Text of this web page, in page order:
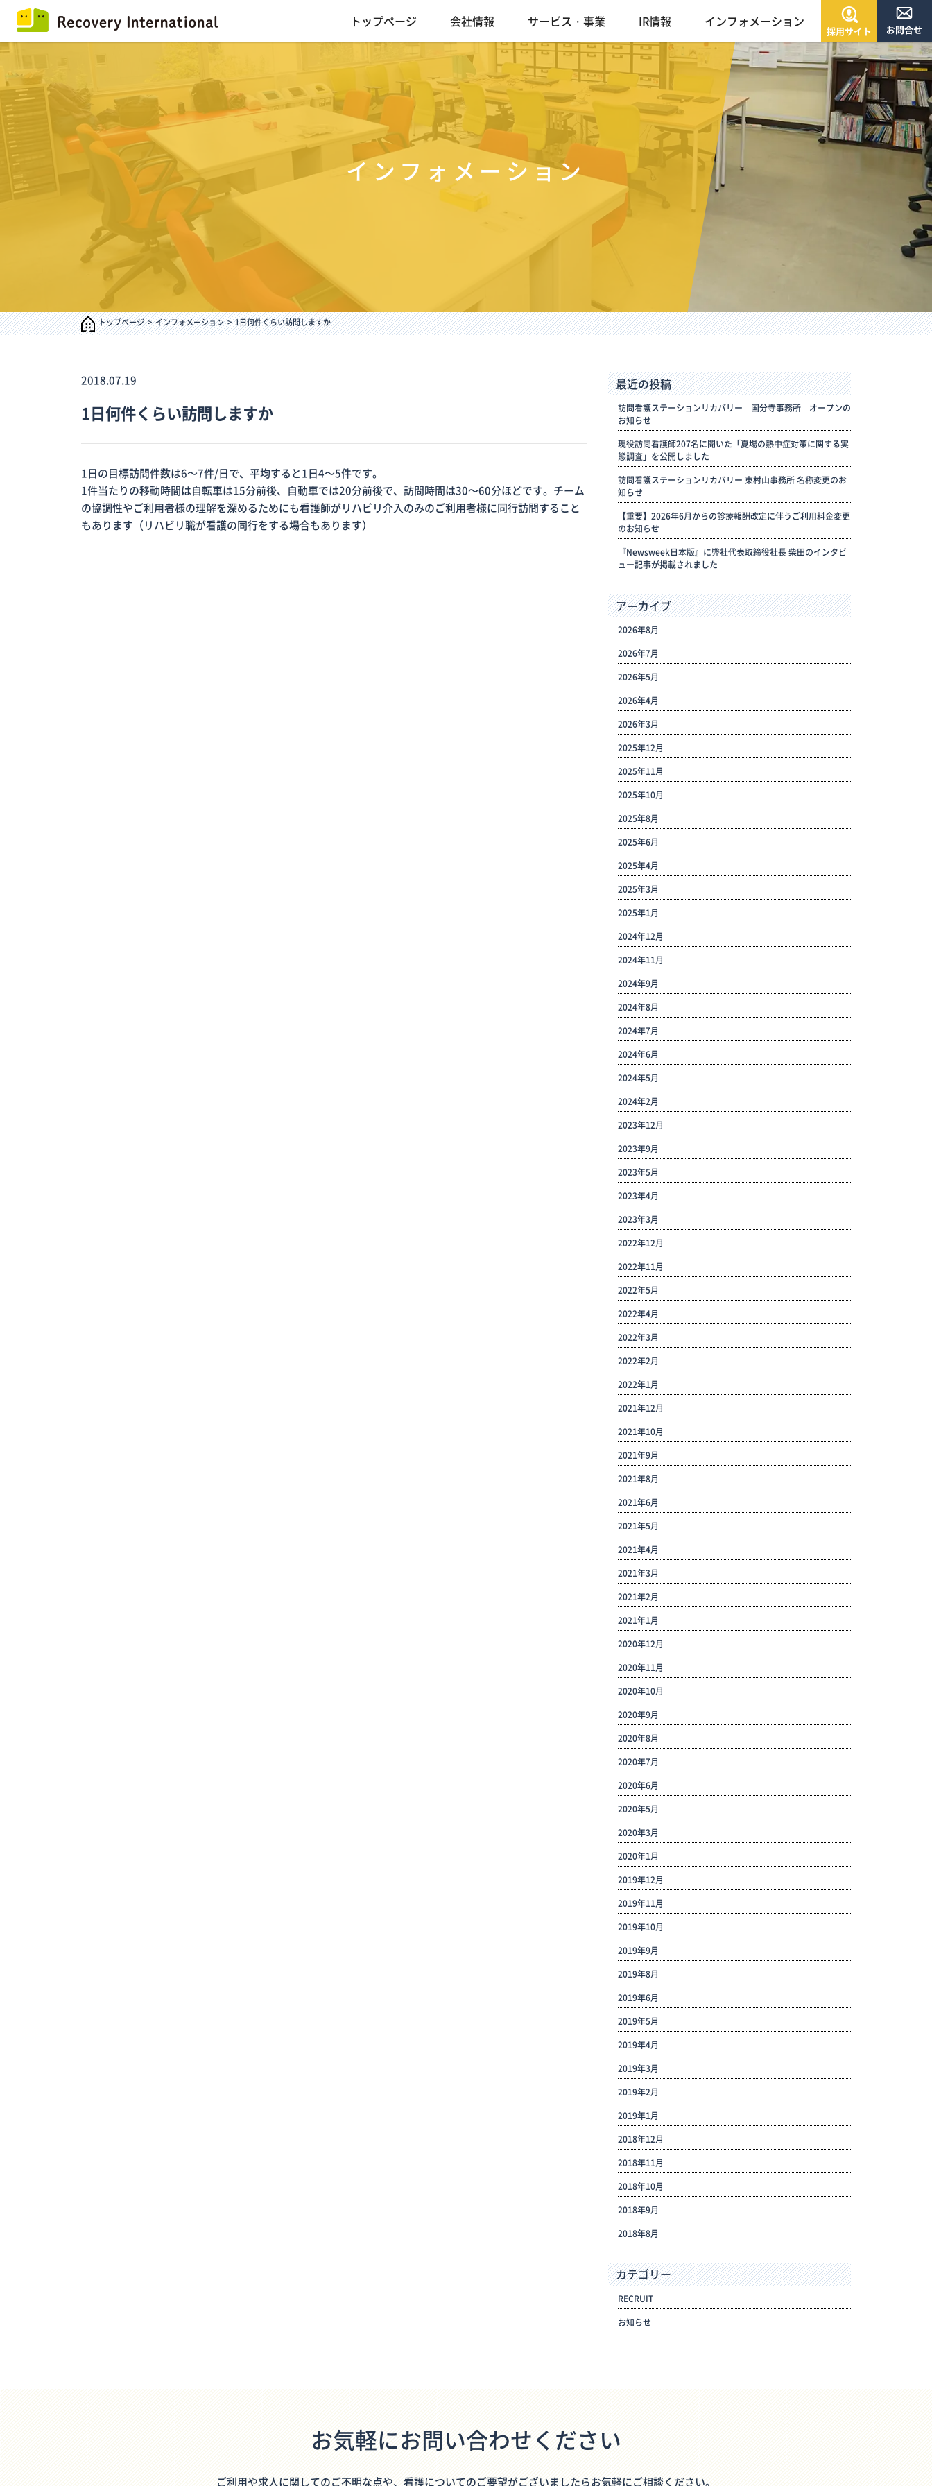
トップページ 会社情報 サービス・事業 IR情報 インフォメーション
採用サイト
インフォメーション
トップページ インフォメーション 1日何件くらい訪問しますか
2018.07.19 ｜
1日何件くらい訪問しますか
1日の目標訪問件数は6～7件/日で、平均すると1日4～5件です。
1件当たりの移動時間は自転車は15分前後、自動車では20分前後で、訪問時間は30～60分ほどです。チーム
の協調性やご利用者様の理解を深めるためにも看護師がリハビリ介入のみのご利用者様に同行訪問すること
もあります（リハビリ職が看護の同行をする場合もあります）
最近の投稿
訪問看護ステーションリカバリー 国分寺事務所 オープンの
お知らせ
現役訪問看護師207名に聞いた「夏場の熱中症対策に関する実
態調査」を公開しました
訪問看護ステーションリカバリー 東村山事務所 名称変更のお
知らせ
【重要】2026年6月からの診療報酬改定に伴うご利用料金変更
のお知らせ
『Newsweek日本版』に弊社代表取締役社長 柴田のインタビ
ュー記事が掲載されました
アーカイブ
2026年8月
2026年7月
2026年5月
2026年4月
2026年3月
2025年12月
2025年11月
2025年10月
2025年8月
2025年6月
2025年4月
2025年3月
2025年1月
2024年12月
2024年11月
2024年9月
2024年8月
2024年7月
2024年6月
2024年5月
2024年2月
2023年12月
2023年9月
2023年5月
2023年4月
2023年3月
2022年12月
2022年11月
2022年5月
2022年4月
2022年3月
2022年2月
2022年1月
2021年12月
2021年10月
2021年9月
2021年8月
2021年6月
2021年5月
2021年4月
2021年3月
2021年2月
2021年1月
2020年12月
2020年11月
2020年10月
2020年9月
2020年8月
2020年7月
2020年6月
2020年5月
2020年3月
2020年1月
2019年12月
2019年11月
2019年10月
2019年9月
2019年8月
2019年6月
2019年5月
2019年4月
2019年3月
2019年2月
2019年1月
2018年12月
2018年11月
2018年10月
2018年9月
2018年8月
カテゴリー
RECRUIT
お知らせ
お気軽にお問い合わせください
ご利用や求人に関してのご不明な点や、看護についてのご要望がございましたらお気軽にご相談ください。